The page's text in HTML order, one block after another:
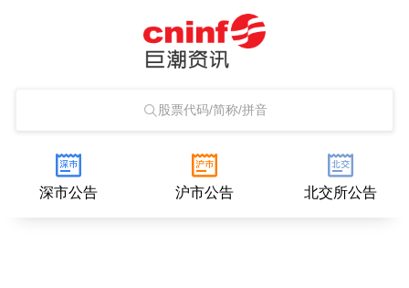
股票代码/简称/拼音
深市公告 沪市公告 北交所公告